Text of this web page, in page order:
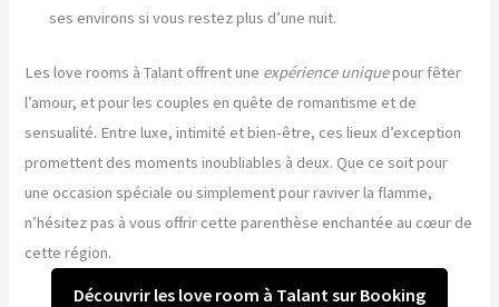
ses environs si vous restez plus d’une nuit.
Les love rooms à Talant offrent une expérience uniquepour fêter
l’amour, et pour les couples en quête de romantisme et de
sensualité. Entre luxe, intimité et bien-être, ces lieux d’exception
promettent des moments inoubliables à deux. Que ce soit pour
une occasion spéciale ou simplement pour raviver la flamme,
n’hésitez pas à vous offrir cette parenthèse enchantée au cœur de
cette région.
Découvrir les love room à Talant sur Booking